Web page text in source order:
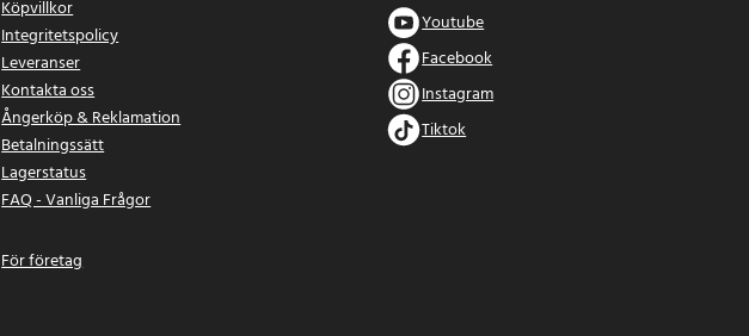
Köpvillkor
Integritetspolicy
Leveranser
Kontakta oss
Ångerköp & Reklamation
Betalningssätt
Lagerstatus
FAQ - Vanliga Frågor
För företag
Youtube
Facebook
Instagram
Tiktok